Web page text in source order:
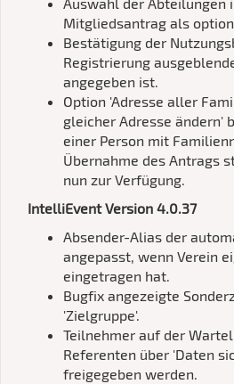
Mitgliedsantrag als
Bestätigung der
Registrierung
angegeben ist.
Option 'Adresse aller
gleicher Adresse ändern'
einer Person mit
Übernahme des Antrags
nun zur Verfügung.
IntelliEvent Version 4.0.37
Absender-Alias der
angepasst, wenn Verein
eingetragen hat.
Bugfix angezeigte
'Zielgruppe'.
Teilnehmer auf der
Referenten über 'Daten
freigegeben werden.